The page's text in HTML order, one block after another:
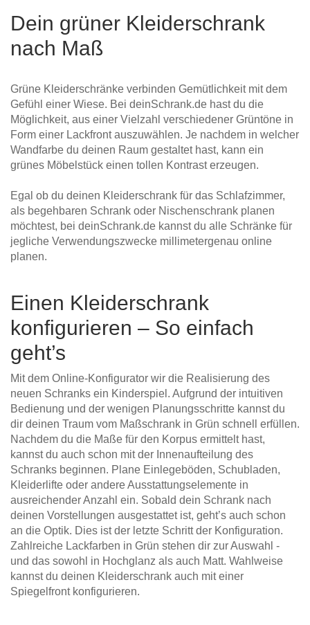
Dein grüner Kleiderschrank
nach Maß
Grüne Kleiderschränke verbinden Gemütlichkeit mit dem
Gefühl einer Wiese. Bei deinSchrank.de hast du die
Möglichkeit, aus einer Vielzahl verschiedener Grüntöne in
Form einer Lackfront auszuwählen. Je nachdem in welcher
Wandfarbe du deinen Raum gestaltet hast, kann ein
grünes Möbelstück einen tollen Kontrast erzeugen.
Egal ob du deinen Kleiderschrank für das Schlafzimmer,
als begehbaren Schrank oder Nischenschrank planen
möchtest, bei deinSchrank.de kannst du alle Schränke für
jegliche Verwendungszwecke millimetergenau online
planen.
Einen Kleiderschrank
konfigurieren – So einfach
geht’s
Mit dem Online-Konfigurator wir die Realisierung des
neuen Schranks ein Kinderspiel. Aufgrund der intuitiven
Bedienung und der wenigen Planungsschritte kannst du
dir deinen Traum vom Maßschrank in Grün schnell erfüllen.
Nachdem du die Maße für den Korpus ermittelt hast,
kannst du auch schon mit der Innenaufteilung des
Schranks beginnen. Plane Einlegeböden, Schubladen,
Kleiderlifte oder andere Ausstattungselemente in
ausreichender Anzahl ein. Sobald dein Schrank nach
deinen Vorstellungen ausgestattet ist, geht’s auch schon
an die Optik. Dies ist der letzte Schritt der Konfiguration.
Zahlreiche Lackfarben in Grün stehen dir zur Auswahl -
und das sowohl in Hochglanz als auch Matt. Wahlweise
kannst du deinen Kleiderschrank auch mit einer
Spiegelfront konfigurieren.